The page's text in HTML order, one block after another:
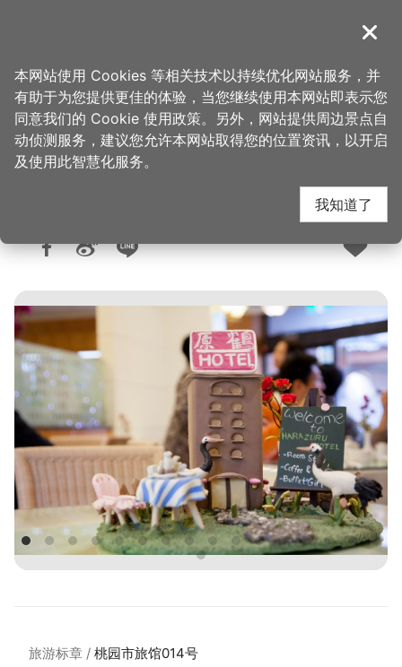
導覽
首页 > 想去的地方 > 住宿 > 旅馆与民宿
原鹤旅馆
人气：2.4万
旅游标章 桃园市旅馆014号
关闭
本网站使用 Cookies 等相关技术以持续优化网站服务，并
有助于为您提供更佳的体验，当您继续使用本网站即表示您
同意我们的 Cookie 使用政策。另外，网站提供周边景点自
动侦测服务，建议您允许本网站取得您的位置资讯，以开启
及使用此智慧化服务。
我知道了